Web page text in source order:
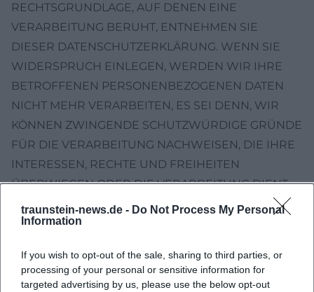
traunstein-news.de - Do Not Process My Personal
Information
If you wish to opt-out of the sale, sharing to third parties, or
processing of your personal or sensitive information for
targeted advertising by us, please use the below opt-out
RECHTSGRUNDLAGE, AUF DENEN EINE
VERARBEITUNG BERUHT, ENTNEHMEN SIE
DIESER DATENSCHUTZERKLÄRUNG. WENN SIE
WIDERSPRUCH EINLEGEN, WERDEN WIR IHRE
BETROFFENEN PERSONENBEZOGENEN DATEN
NICHT MEHR VERARBEITEN, ES SEI DENN, WIR
KÖNNEN ZWINGENDE SCHUTZWÜRDIGE GRÜNDE
FÜR DIE VERARBEITUNG NACHWEISEN, DIE IHRE
INTERESSEN, RECHTE UND FREIHEITEN
ÜBERWIEGEN ODER DIE VERARBEITUNG DIENT
DER GELTENDMACHUNG, AUSÜBUNG ODER
VERTEIDIGUNG VON RECHTSANSPRÜCHEN
WERDEN IHRE PERSONENBEZOGENEN DATEN
VERARBEITET, UM DIREKTWERBUNG ZU